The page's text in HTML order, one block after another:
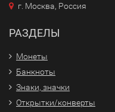
г. Москва, Россия
РАЗДЕЛЫ
Монеты
Банкноты
Знаки, значки
Открытки/конверты